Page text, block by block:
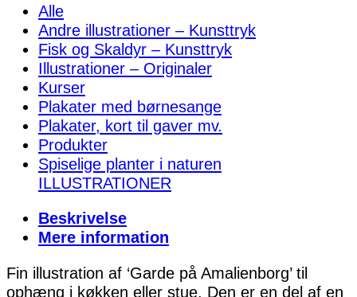
på
Amalienborg
–
kunsttryk
antal
Alle
Andre illustrationer – Kunsttryk
Fisk og Skaldyr – Kunsttryk
Illustrationer – Originaler
Kurser
Plakater med børnesange
Plakater, kort til gaver mv.
Produkter
Spiselige planter i naturen
ILLUSTRATIONER
Beskrivelse
Mere information
Fin illustration af ‘Garde på Amalienborg’ til
ophæng i køkken eller stue. Den er en del af en